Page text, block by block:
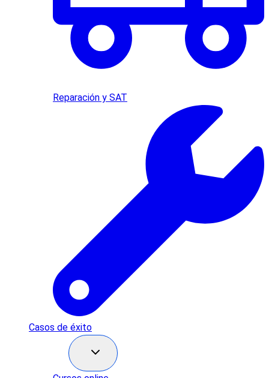
Reparación y SAT
Casos de éxito